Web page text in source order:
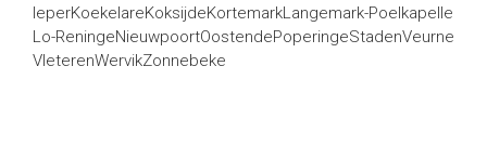
IeperKoekelareKoksijdeKortemarkLangemark-Poelkapelle
Lo-ReningeNieuwpoortOostendePoperingeStadenVeurne
VleterenWervikZonnebeke